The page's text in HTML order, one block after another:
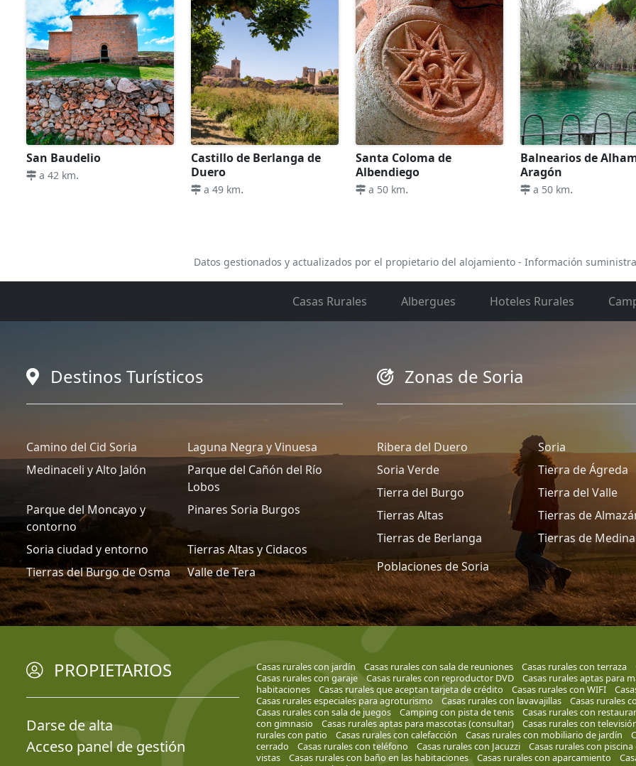
San Baudelio
a 42 km.
Castillo de Berlanga de
Duero
a 49 km.
Santa Coloma de
Albendiego
a 50 km.
Balnearios de
Aragón
a 50 km.
Datos gestionados y actualizados por el propietario del alojamiento - Información
Casas Rurales Albergues Hoteles Rurales
Destinos Turísticos
Camino del Cid Soria
Laguna Negra y Vinuesa
Medinaceli y Alto Jalón
Parque del Cañón del Río
Lobos
Parque del Moncayo y
contorno
Pinares Soria Burgos
Soria ciudad y entorno
Tierras Altas y Cidacos
Tierras del Burgo de Osma
Valle de Tera
Zonas de Soria
Ribera del Duero
Soria
Soria Verde
Tierra de Ágreda
Tierra del Burgo
Tierra del Valle
Tierras Altas
Tierras de
Tierras de Berlanga
Tierras de
Poblaciones de Soria
PROPIETARIOS
Darse de alta
Acceso panel de gestión
Casas rurales con jardín Casas rurales con sala de reuniones Casas rurales con terraza
Casas rurales con garaje
Casas rurales con reproductor DVD
Casas rurales aptas para
habitaciones
Casas rurales que aceptan tarjeta de crédito Casas rurales con WIFI
Casas rurales especiales para agroturismo
Casas rurales con lavavajillas
Casas rurales
Casas rurales con sala de juegos
Camping con pista de tenis
Casas rurales con
con gimnasio
Casas rurales aptas para mascotas (consultar)
Casas rurales con
rurales con patio
Casas rurales con calefacción Casas rurales con mobiliario de jardín
cerrado
Casas rurales con teléfono Casas rurales con Jacuzzi
Casas rurales con
vistas
Casas rurales con baño en las habitaciones Casas rurales con aparcamiento